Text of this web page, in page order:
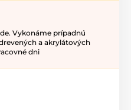
Vykonáme prípadnú
a akrylátových
dni